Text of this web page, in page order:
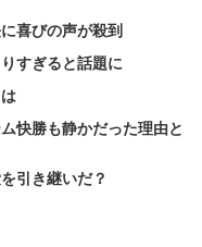
喜びの声が殺到
すぎると話題に
快勝も静かだった理由と
引き継いだ？